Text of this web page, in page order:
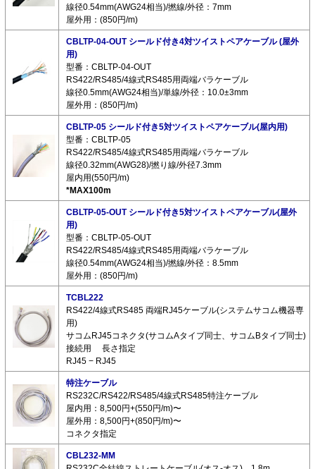
線径0.54mm(AWG24相当)/撚線/外径：7mm
屋外用：(850円/m)
CBLTP-04-OUT シールド付き4対ツイストペアケーブル (屋外
用)
型番：CBLTP-04-OUT
RS422/RS485/4線式RS485用両端バラケーブル
線径0.5mm(AWG24相当)/単線/外径：10.0±3mm
屋外用：(850円/m)
CBLTP-05 シールド付き5対ツイストペアケーブル(屋内用)
型番：CBLTP-05
RS422/RS485/4線式RS485用両端バラケーブル
線径0.32mm(AWG28)/撚り線/外径7.3mm
屋内用(550円/m)
*MAX100m
CBLTP-05-OUT シールド付き5対ツイストペアケーブル(屋外
用)
型番：CBLTP-05-OUT
RS422/RS485/4線式RS485用両端バラケーブル
線径0.54mm(AWG24相当)/撚線/外径：8.5mm
屋外用：(850円/m)
TCBL222
RS422/4線式RS485 両端RJ45ケーブル(システムサコム機器専
用)
サコムRJ45コネクタ(サコムAタイプ同士、サコムBタイプ同士)
接続用 長さ指定
RJ45 − RJ45
特注ケーブル
RS232C/RS422/RS485/4線式RS485特注ケーブル
屋内用：8,500円+(550円/m)〜
屋外用：8,500円+(850円/m)〜
コネクタ指定
CBL232-MM